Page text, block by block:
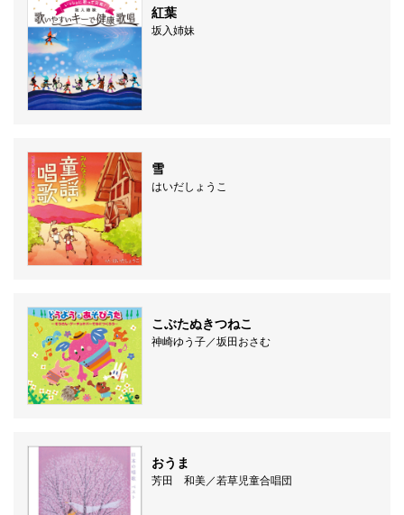
紅葉
坂入姉妹
雪
はいだしょうこ
こぶたぬきつねこ
神崎ゆう子／坂田おさむ
おうま
芳田 和美／若草児童合唱団